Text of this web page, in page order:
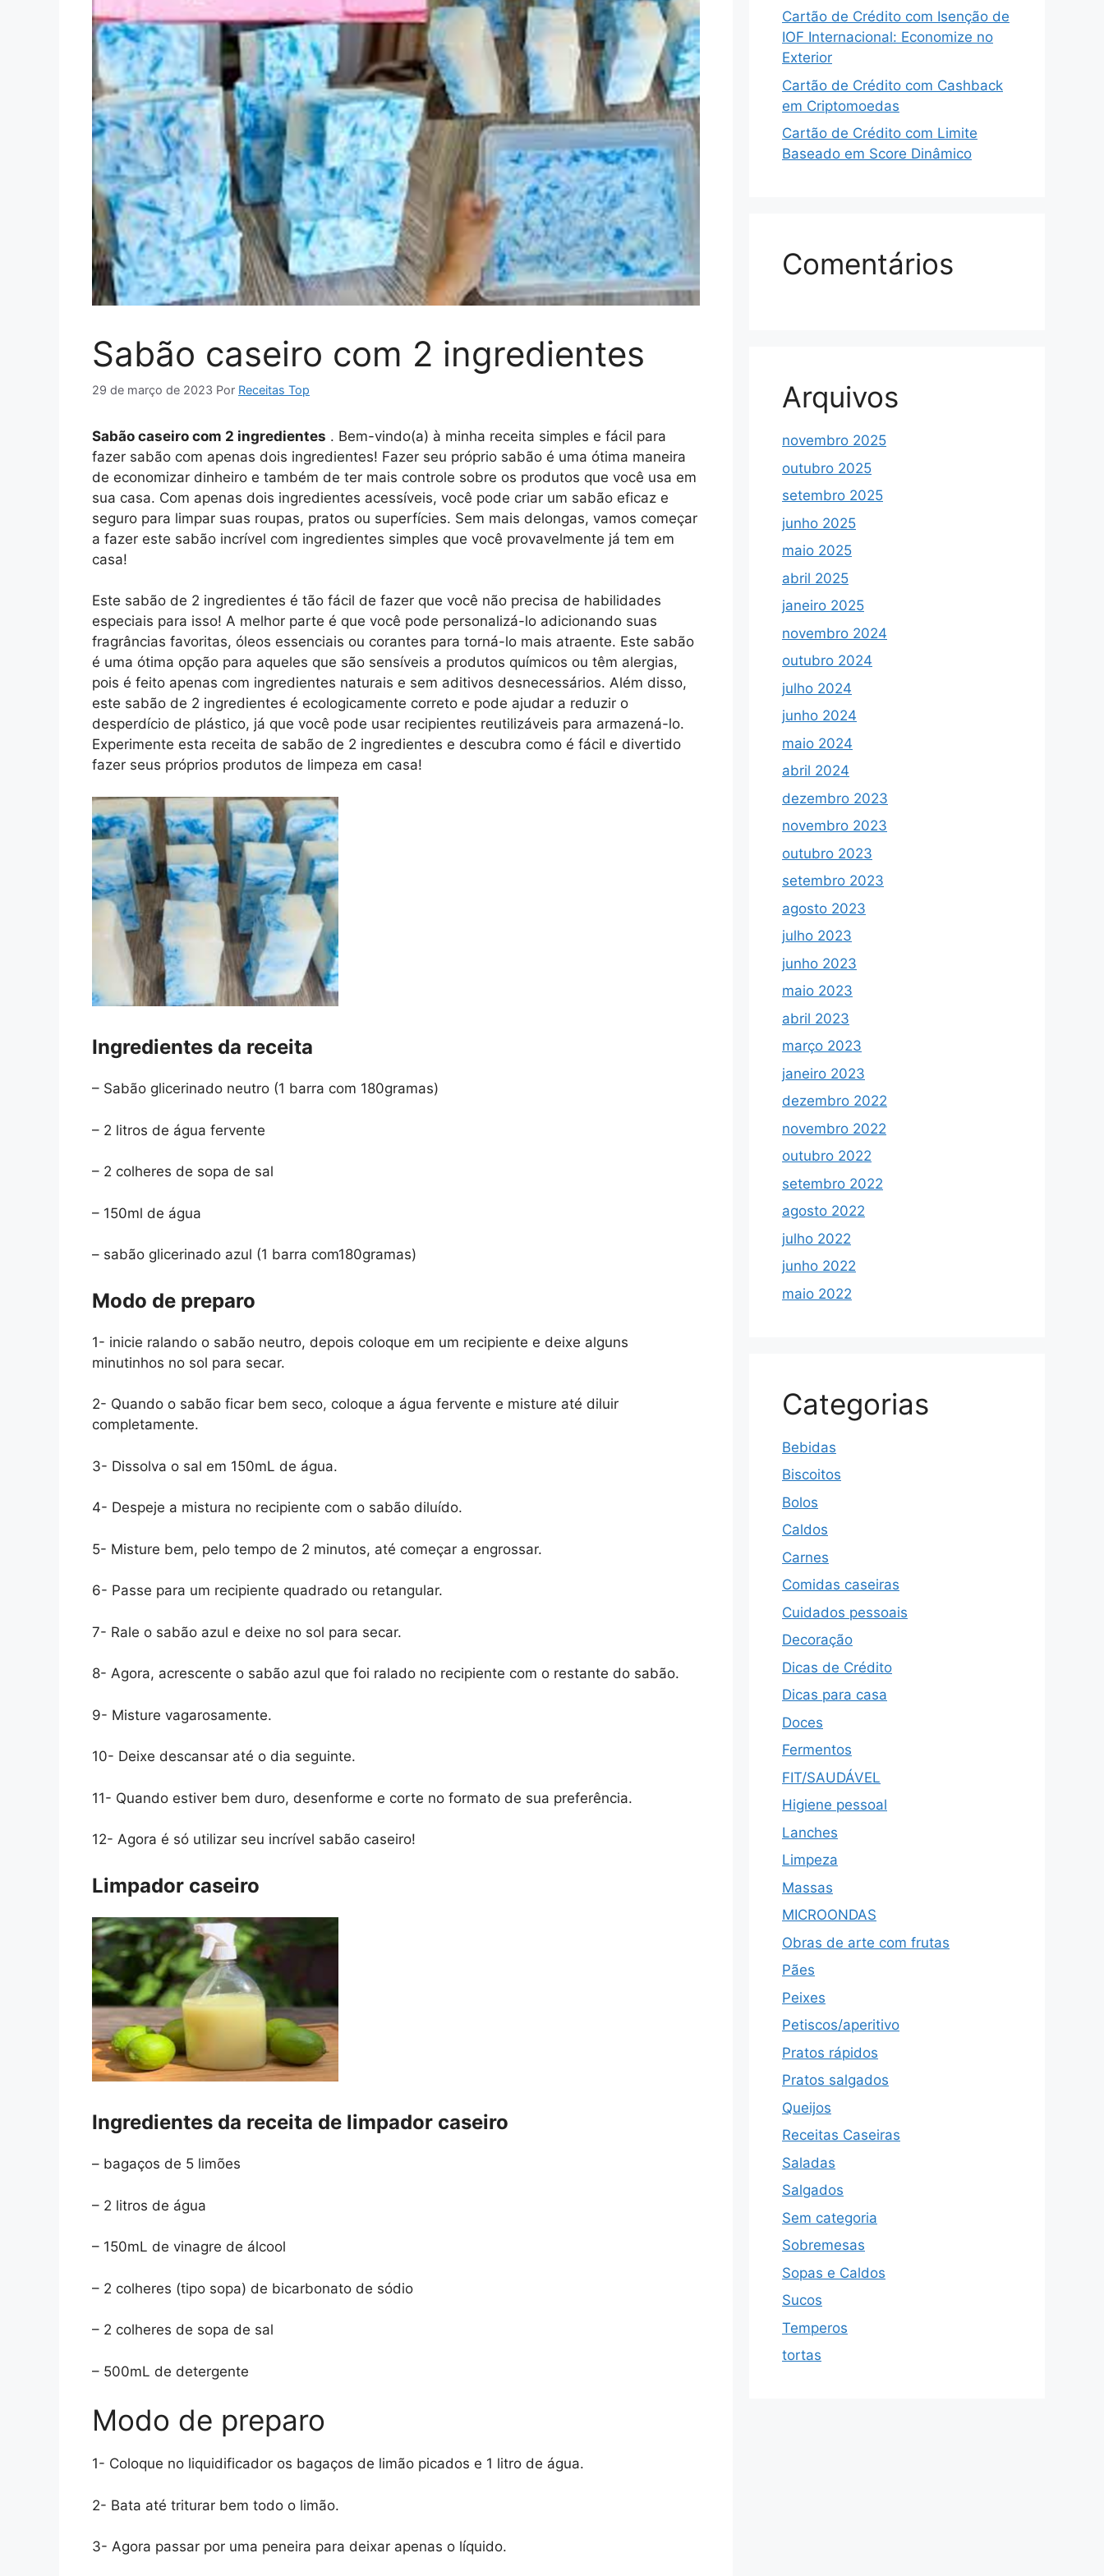
Sabão caseiro com 2 ingredientes
29 de março de 2023 Por Receitas Top
Sabão caseiro com 2 ingredientes . Bem-vindo(a) à minha receita simples e fácil para
fazer sabão com apenas dois ingredientes! Fazer seu próprio sabão é uma ótima maneira
de economizar dinheiro e também de ter mais controle sobre os produtos que você usa em
sua casa. Com apenas dois ingredientes acessíveis, você pode criar um sabão eficaz e
seguro para limpar suas roupas, pratos ou superfícies. Sem mais delongas, vamos começar
a fazer este sabão incrível com ingredientes simples que você provavelmente já tem em
casa!
Este sabão de 2 ingredientes é tão fácil de fazer que você não precisa de habilidades
especiais para isso! A melhor parte é que você pode personalizá-lo adicionando suas
fragrâncias favoritas, óleos essenciais ou corantes para torná-lo mais atraente. Este sabão
é uma ótima opção para aqueles que são sensíveis a produtos químicos ou têm alergias,
pois é feito apenas com ingredientes naturais e sem aditivos desnecessários. Além disso,
este sabão de 2 ingredientes é ecologicamente correto e pode ajudar a reduzir o
desperdício de plástico, já que você pode usar recipientes reutilizáveis para armazená-lo.
Experimente esta receita de sabão de 2 ingredientes e descubra como é fácil e divertido
fazer seus próprios produtos de limpeza em casa!
Ingredientes da receita
– Sabão glicerinado neutro (1 barra com 180gramas)
– 2 litros de água fervente
– 2 colheres de sopa de sal
– 150ml de água
– sabão glicerinado azul (1 barra com180gramas)
Modo de preparo
1- inicie ralando o sabão neutro, depois coloque em um recipiente e deixe alguns
minutinhos no sol para secar.
2- Quando o sabão ficar bem seco, coloque a água fervente e misture até diluir
completamente.
3- Dissolva o sal em 150mL de água.
4- Despeje a mistura no recipiente com o sabão diluído.
5- Misture bem, pelo tempo de 2 minutos, até começar a engrossar.
6- Passe para um recipiente quadrado ou retangular.
7- Rale o sabão azul e deixe no sol para secar.
8- Agora, acrescente o sabão azul que foi ralado no recipiente com o restante do sabão.
9- Misture vagarosamente.
10- Deixe descansar até o dia seguinte.
11- Quando estiver bem duro, desenforme e corte no formato de sua preferência.
12- Agora é só utilizar seu incrível sabão caseiro!
Limpador caseiro
Ingredientes da receita de limpador caseiro
– bagaços de 5 limões
– 2 litros de água
– 150mL de vinagre de álcool
– 2 colheres (tipo sopa) de bicarbonato de sódio
– 2 colheres de sopa de sal
– 500mL de detergente
Modo de preparo
1- Coloque no liquidificador os bagaços de limão picados e 1 litro de água.
2- Bata até triturar bem todo o limão.
3- Agora passar por uma peneira para deixar apenas o líquido.
Cartão de Crédito com Isenção de
IOF Internacional: Economize no
Exterior
Cartão de Crédito com Cashback
em Criptomoedas
Cartão de Crédito com Limite
Baseado em Score Dinâmico
Comentários
Arquivos
novembro 2025
outubro 2025
setembro 2025
junho 2025
maio 2025
abril 2025
janeiro 2025
novembro 2024
outubro 2024
julho 2024
junho 2024
maio 2024
abril 2024
dezembro 2023
novembro 2023
outubro 2023
setembro 2023
agosto 2023
julho 2023
junho 2023
maio 2023
abril 2023
março 2023
janeiro 2023
dezembro 2022
novembro 2022
outubro 2022
setembro 2022
agosto 2022
julho 2022
junho 2022
maio 2022
Categorias
Bebidas
Biscoitos
Bolos
Caldos
Carnes
Comidas caseiras
Cuidados pessoais
Decoração
Dicas de Crédito
Dicas para casa
Doces
Fermentos
FIT/SAUDÁVEL
Higiene pessoal
Lanches
Limpeza
Massas
MICROONDAS
Obras de arte com frutas
Pães
Peixes
Petiscos/aperitivo
Pratos rápidos
Pratos salgados
Queijos
Receitas Caseiras
Saladas
Salgados
Sem categoria
Sobremesas
Sopas e Caldos
Sucos
Temperos
tortas